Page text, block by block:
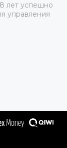
лет успешно
управления